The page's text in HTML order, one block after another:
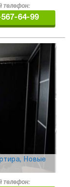
телефон:
64-99
Новые
телефон: